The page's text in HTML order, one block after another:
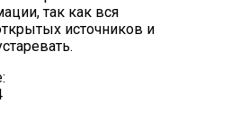
так как вся
источников и